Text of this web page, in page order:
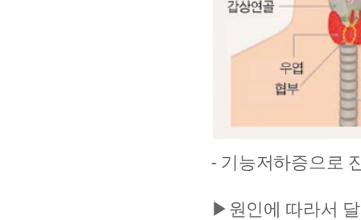
- 기능저하증으로
▶원인에 따라서